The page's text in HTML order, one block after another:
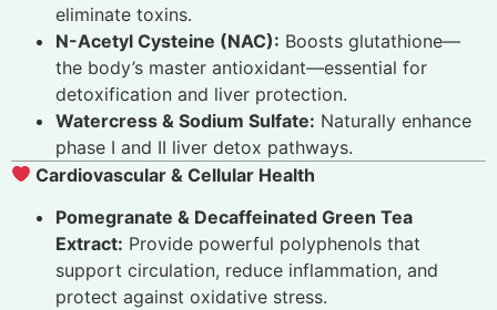
eliminate toxins.
N-Acetyl Cysteine (NAC): Boosts glutathione—
the body’s master antioxidant—essential for
detoxification and liver protection.
Watercress & Sodium Sulfate: Naturally enhance
phase I and II liver detox pathways.
Cardiovascular & Cellular Health
Pomegranate & Decaffeinated Green Tea
Extract: Provide powerful polyphenols that
support circulation, reduce inflammation, and
protect against oxidative stress.